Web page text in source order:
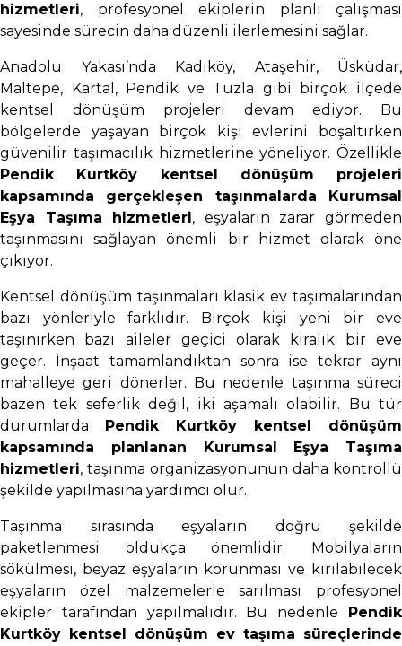
hizmetleri, profesyonel ekiplerin planlı çalışması
sayesinde sürecin daha düzenli ilerlemesini sağlar.
Anadolu Yakası’nda Kadıköy, Ataşehir, Üsküdar,
Maltepe, Kartal, Pendik ve Tuzla gibi birçok ilçede
kentsel dönüşüm projeleri devam ediyor. Bu
bölgelerde yaşayan birçok kişi evlerini boşaltırken
güvenilir taşımacılık hizmetlerine yöneliyor. Özellikle
Pendik Kurtköy kentsel dönüşüm projeleri
kapsamında gerçekleşen taşınmalarda Kurumsal
Eşya Taşıma hizmetleri, eşyaların zarar görmeden
taşınmasını sağlayan önemli bir hizmet olarak öne
çıkıyor.
Kentsel dönüşüm taşınmaları klasik ev taşımalarından
bazı yönleriyle farklıdır. Birçok kişi yeni bir eve
taşınırken bazı aileler geçici olarak kiralık bir eve
geçer. İnşaat tamamlandıktan sonra ise tekrar aynı
mahalleye geri dönerler. Bu nedenle taşınma süreci
bazen tek seferlik değil, iki aşamalı olabilir. Bu tür
durumlarda Pendik Kurtköy kentsel dönüşüm
kapsamında planlanan Kurumsal Eşya Taşıma
hizmetleri, taşınma organizasyonunun daha kontrollü
şekilde yapılmasına yardımcı olur.
Taşınma sırasında eşyaların doğru şekilde
paketlenmesi oldukça önemlidir. Mobilyaların
sökülmesi, beyaz eşyaların korunması ve kırılabilecek
eşyaların özel malzemelerle sarılması profesyonel
ekipler tarafından yapılmalıdır. Bu nedenle Pendik
Kurtköy kentsel dönüşüm ev taşıma süreçlerinde